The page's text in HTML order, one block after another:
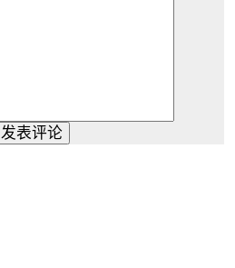
发表评论